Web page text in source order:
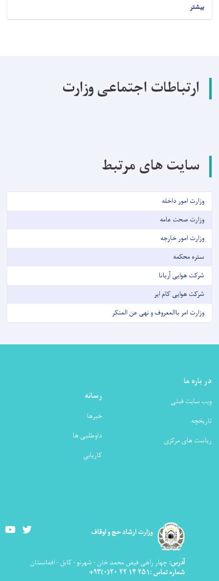
بیشتر
ارتباطات اجتماعی وزارت
سایت های مرتبط
وزارت امور داخله
وزارت صحت عامه
وزارت امور خارجه
ستره محکمه
شرکت هوایی آریانا
شرکت هوایی کام ایر
وزارت امر باالمعروف و نهی عن المنکر
در باره ما
ویب سایت قبلی
تاریخچه
ریاست های مرکزی
رسانه
خبرها
داوطلبی ها
كاريابي
وزارت ارشاد حج و اوقاف Youtube
آدرس: چهار راهی فیض محمد خان - شهرنو - کابل - افغانستان
شماره تماس :۲۵۱ ۱۴ ۲۲ ۲۰(۰)۹۳+